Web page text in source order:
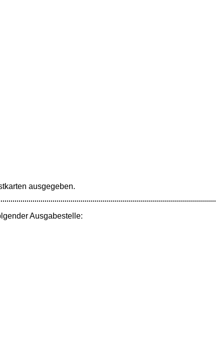
ausgegeben.
Ausgabestelle: